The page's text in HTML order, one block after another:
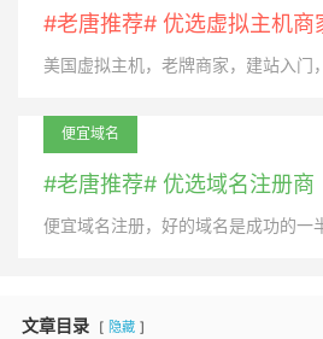
#老唐推荐# 优选虚拟主机商
美国虚拟主机，老牌商家，建站入门
便宜域名
#老唐推荐# 优选域名注册商
便宜域名注册，好的域名是成功的一
文章目录 隐藏